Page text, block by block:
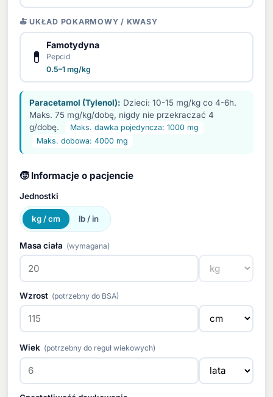
🍝 UKŁAD POKARMOWY / KWASY
💊
Famotydyna
Pepcid
0.5–1 mg/kg
Paracetamol (Tylenol): Dzieci: 10-15 mg/kg co 4-6h.
Maks. 75 mg/kg/dobę, nigdy nie przekraczać 4
g/dobę.
Maks. dawka pojedyncza: 1000 mg
Maks. dobowa: 4000 mg
🧒 Informacje o pacjencie
Jednostki
kg / cm lb / in
Masa ciała (wymagana)
Wzrost (potrzebny do BSA)
Wiek (potrzebny do reguł wiekowych)